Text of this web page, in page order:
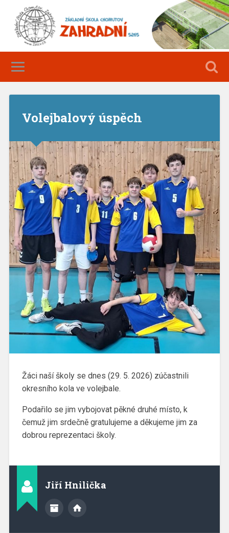
Volejbalový úspěch
Žáci naší školy se dnes (29. 5. 2026) zúčastnili
okresního kola ve volejbale.
Podařilo se jim vybojovat pěkné druhé místo, k
čemuž jim srdečně gratulujeme a děkujeme jim za
dobrou reprezentaci školy.
Jiří Hnilička